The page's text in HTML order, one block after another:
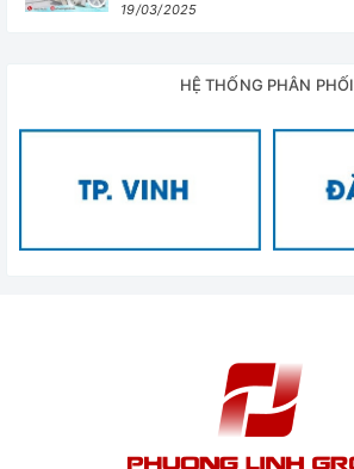
19/03/2025
HỆ THỐNG PHÂN PHỐI